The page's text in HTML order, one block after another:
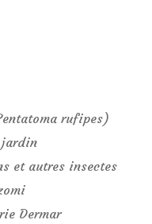
rufipes)
jardin
et autres insectes
Dermar